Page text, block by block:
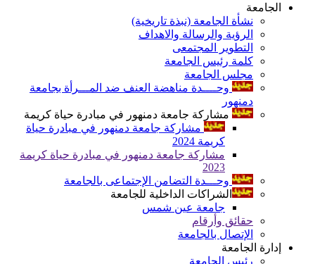
الجامعة
نشأة الجامعة (نبذة تاريخية)
الرؤية والرسالة والاهداف
التطوير المجتمعى
كلمة رئيس الجامعة
مجلس الجامعة
وحــــدة مناهضة العنف ضد المـــرأة بجامعة
دمنهور
مشاركة جامعة دمنهور في مبادرة حياة كريمة
مشاركة جامعة دمنهور في مبادرة حياة
كريمة 2024
مشاركة جامعة دمنهور في مبادرة حياة كريمة
2023
وحـــدة التضامن الإجتماعى بالجامعة
الشراكات الداخلية للجامعة
جامعة عين شمس
حقائق وأرقام
الإتصال بالجامعة
إدارة الجامعة
رئيس الجامعة